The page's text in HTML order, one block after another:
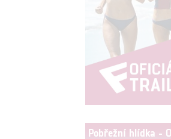
Pobřežní hlídka -